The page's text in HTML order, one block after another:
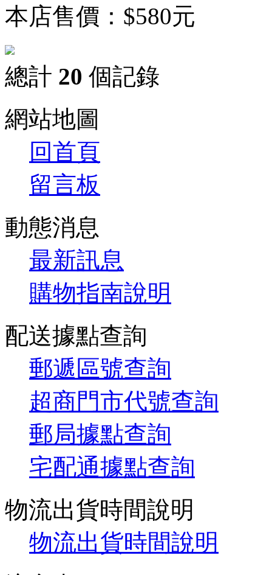
本店售價： $580元
總計 20 個記錄
網站地圖
回首頁
留言板
動態消息
最新訊息
購物指南說明
配送據點查詢
郵遞區號查詢
超商門市代號查詢
郵局據點查詢
宅配通據點查詢
物流出貨時間說明
物流出貨時間說明